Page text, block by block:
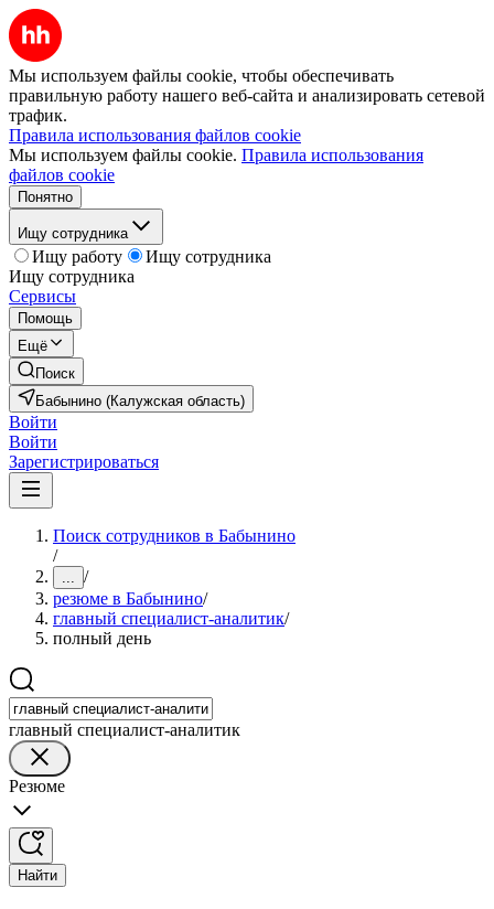
Мы используем файлы cookie, чтобы обеспечивать
правильную работу нашего веб-сайта и анализировать сетевой
трафик.
Правила использования файлов cookie
Мы используем файлы cookie. Правила использования
файлов cookie
Понятно
Ищу сотрудника
Ищу работу
Ищу сотрудника
Ищу сотрудника
Сервисы
Помощь
Ещё
Поиск
Бабынино (Калужская область)
Войти
Войти
Зарегистрироваться
Поиск сотрудников в Бабынино
/
... /
резюме в Бабынино/
главный специалист-аналитик/
полный день
главный специалист-аналитик
Резюме
Найти